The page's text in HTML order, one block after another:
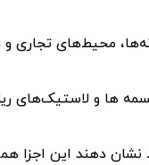
محیط‌های تجاری
ها و لاستیک‌های
نشان دهند این اجزا